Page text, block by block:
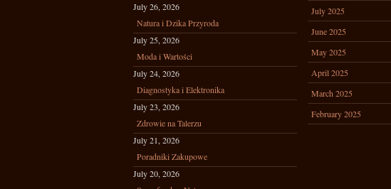
July 26, 2026
Natura i Dzika Przyroda
July 25, 2026
Moda i Wartości
July 24, 2026
Diagnostyka i Elektronika
July 23, 2026
Zdrowie na Talerzu
July 21, 2026
Poradniki Zakupowe
July 20, 2026
July 2025
June 2025
May 2025
April 2025
March 2025
February 2025